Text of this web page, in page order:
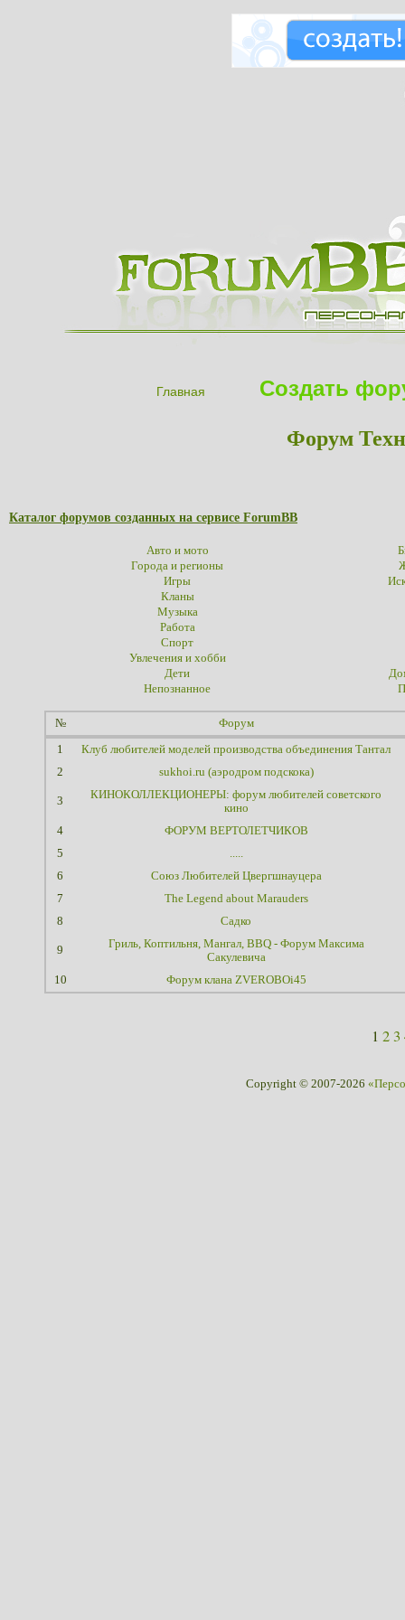
Главная Создать
Форум
Каталог форумов созданных на сервисе ForumBB
Авто и мото
Города и регионы
Игры
Кланы
Музыка
Работа
Спорт
Увлечения и хобби
Дети
Непознанное
№ Форум
1
Клуб любителей моделей производства объединения Тантал
2
sukhoi.ru (аэродром подскока)
3
КИНОКОЛЛЕКЦИОНЕРЫ: форум любителей советского
кино
4
ФОРУМ ВЕРТОЛЕТЧИКОВ
5
6
Союз Любителей Цвергшнауцера
7
The Legend about Marauders
8
Садко
9
Гриль, Коптильня, Мангал, BBQ - Форум Максима
Сакулевича
10
Форум клана ZVEROBOi45
1 2 3
Copyright © 2007-2026